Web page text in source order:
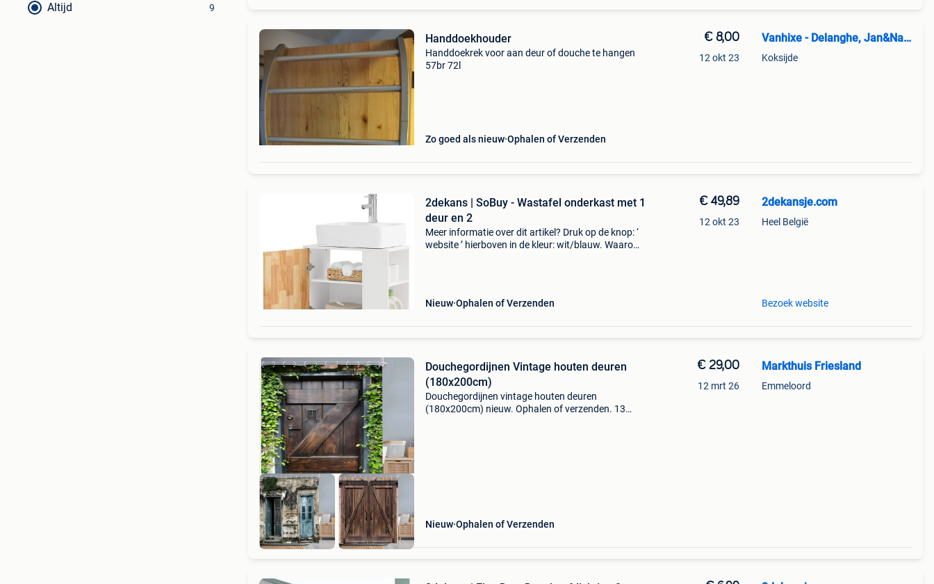
Altijd 9
Handdoekhouder
Handdoekrek voor aan deur of douche te hangen
57br 72l
Zo goed als nieuw Ophalen of Verzenden
€ 8,00
12 okt 23
Vanhixe - Delanghe, Jan&Nancy
Koksijde
2dekans | SoBuy - Wastafel onderkast met 1
deur en 2
Meer informatie over dit artikel? Druk op de knop: ‘
website ’ hierboven in de kleur: wit/blauw. Waarom
Nieuw Ophalen of Verzenden
€ 49,89
12 okt 23
2dekansje.com
Heel België
Bezoek website
Douchegordijnen Vintage houten deuren
(180x200cm)
Douchegordijnen vintage houten deuren
(180x200cm) nieuw. Ophalen of verzenden. 13
Nieuw Ophalen of Verzenden
€ 29,00
12 mrt 26
Markthuis Friesland
Emmeloord